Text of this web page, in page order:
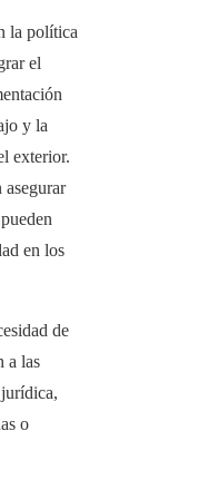
la política
el
y la
exterior.
en los
de
a las
o